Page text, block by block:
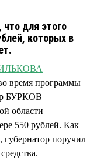
для этого
которых в
время программы
БУРКОВ
области
550 рублей. Как
губернатор поручил